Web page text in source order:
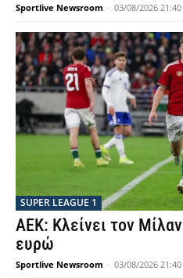
Sportlive Newsroom - 03/08/2026 21:40
SUPER LEAGUE 1
ΑΕΚ: Κλείνει τον
ευρώ
Sportlive Newsroom - 03/08/2026 21:40